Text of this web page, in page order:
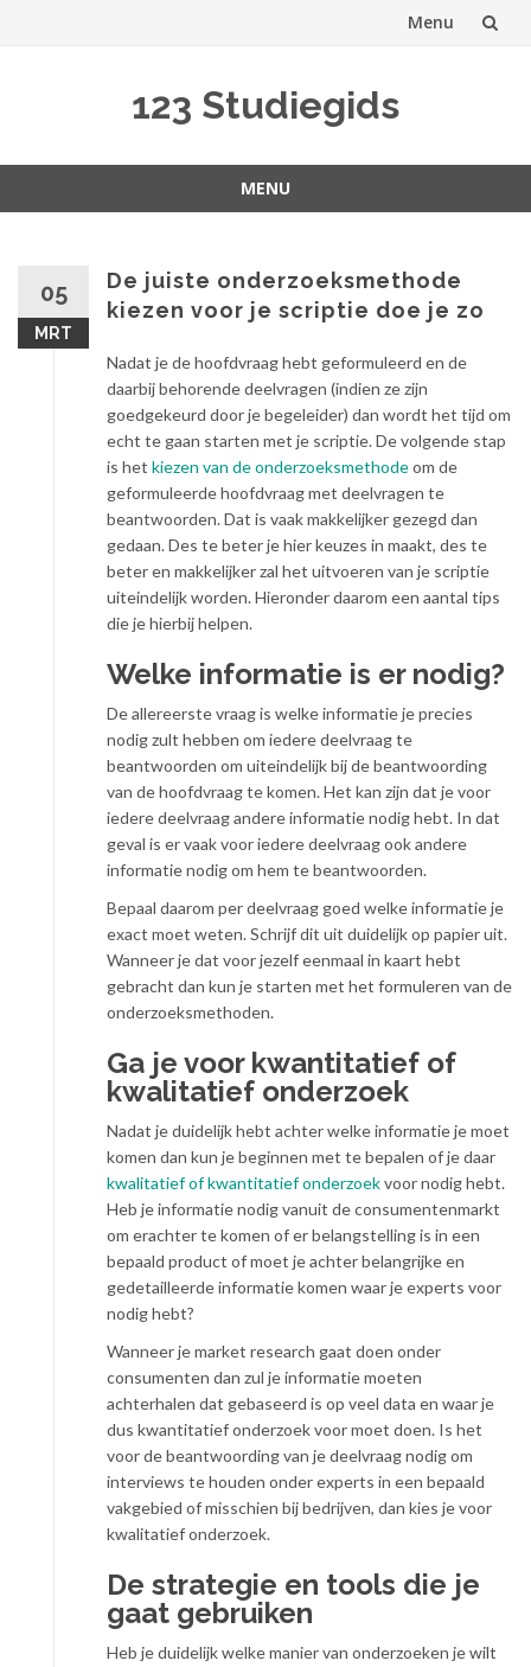
Menu
123 Studiegids
MENU
05
MRT
De juiste onderzoeksmethode
kiezen voor je scriptie doe je zo
Nadat je de hoofdvraag hebt geformuleerd en de
daarbij behorende deelvragen (indien ze zijn
goedgekeurd door je begeleider) dan wordt het tijd om
echt te gaan starten met je scriptie. De volgende stap
is het kiezen van de onderzoeksmethodeom de
geformuleerde hoofdvraag met deelvragen te
beantwoorden. Dat is vaak makkelijker gezegd dan
gedaan. Des te beter je hier keuzes in maakt, des te
beter en makkelijker zal het uitvoeren van je scriptie
uiteindelijk worden. Hieronder daarom een aantal tips
die je hierbij helpen.
Welke informatie is er nodig?
De allereerste vraag is welke informatie je precies
nodig zult hebben om iedere deelvraag te
beantwoorden om uiteindelijk bij de beantwoording
van de hoofdvraag te komen. Het kan zijn dat je voor
iedere deelvraag andere informatie nodig hebt. In dat
geval is er vaak voor iedere deelvraag ook andere
informatie nodig om hem te beantwoorden.
Bepaal daarom per deelvraag goed welke informatie je
exact moet weten. Schrijf dit uit duidelijk op papier uit.
Wanneer je dat voor jezelf eenmaal in kaart hebt
gebracht dan kun je starten met het formuleren van de
onderzoeksmethoden.
Ga je voor kwantitatief of
kwalitatief onderzoek
Nadat je duidelijk hebt achter welke informatie je moet
komen dan kun je beginnen met te bepalen of je daar
kwalitatief of kwantitatief onderzoekvoor nodig hebt.
Heb je informatie nodig vanuit de consumentenmarkt
om erachter te komen of er belangstelling is in een
bepaald product of moet je achter belangrijke en
gedetailleerde informatie komen waar je experts voor
nodig hebt?
Wanneer je market research gaat doen onder
consumenten dan zul je informatie moeten
achterhalen dat gebaseerd is op veel data en waar je
dus kwantitatief onderzoek voor moet doen. Is het
voor de beantwoording van je deelvraag nodig om
interviews te houden onder experts in een bepaald
vakgebied of misschien bij bedrijven, dan kies je voor
kwalitatief onderzoek.
De strategie en tools die je
gaat gebruiken
Heb je duidelijk welke manier van onderzoeken je wilt